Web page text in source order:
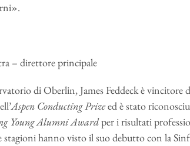
– direttore principale
di Oberlin, James Feddeck è vincitore
Aspen Conducting Prizeed è stato
Young Alumni Awardper i risultati
hanno visto il suo debutto con la